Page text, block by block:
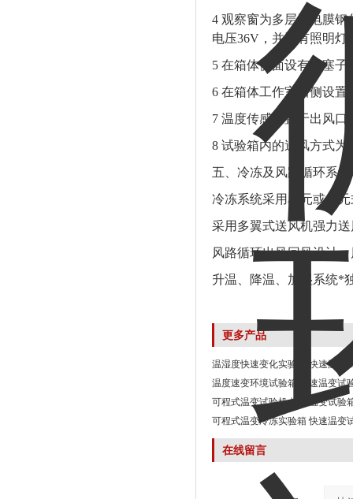
4 观察窗为多层导电膜
电压36V，并设有照明灯
5 在箱体侧面设有带塞
6 在箱体工作室后侧设
7 温度传感器置于出风口
8 试验箱内的送风方式
五、冷冻及风路循环系统
冷冻系统采用单元或二
采用多翼式送风机强力
风路循环出风回风设计
升温、降温、加湿系统*
更多产品
温湿度快速变化实验箱 快速温变
温度速变环境试验箱 快速温变试
可程式温变试验机 快速温变试验
可程式温变冷冻实验箱 快速温变
在线留言